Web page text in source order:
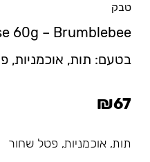
טבק
60g – Brumblebee
בטעם: תות, אוכמניות,
₪67
תות, אוכמניות, פטל שחור